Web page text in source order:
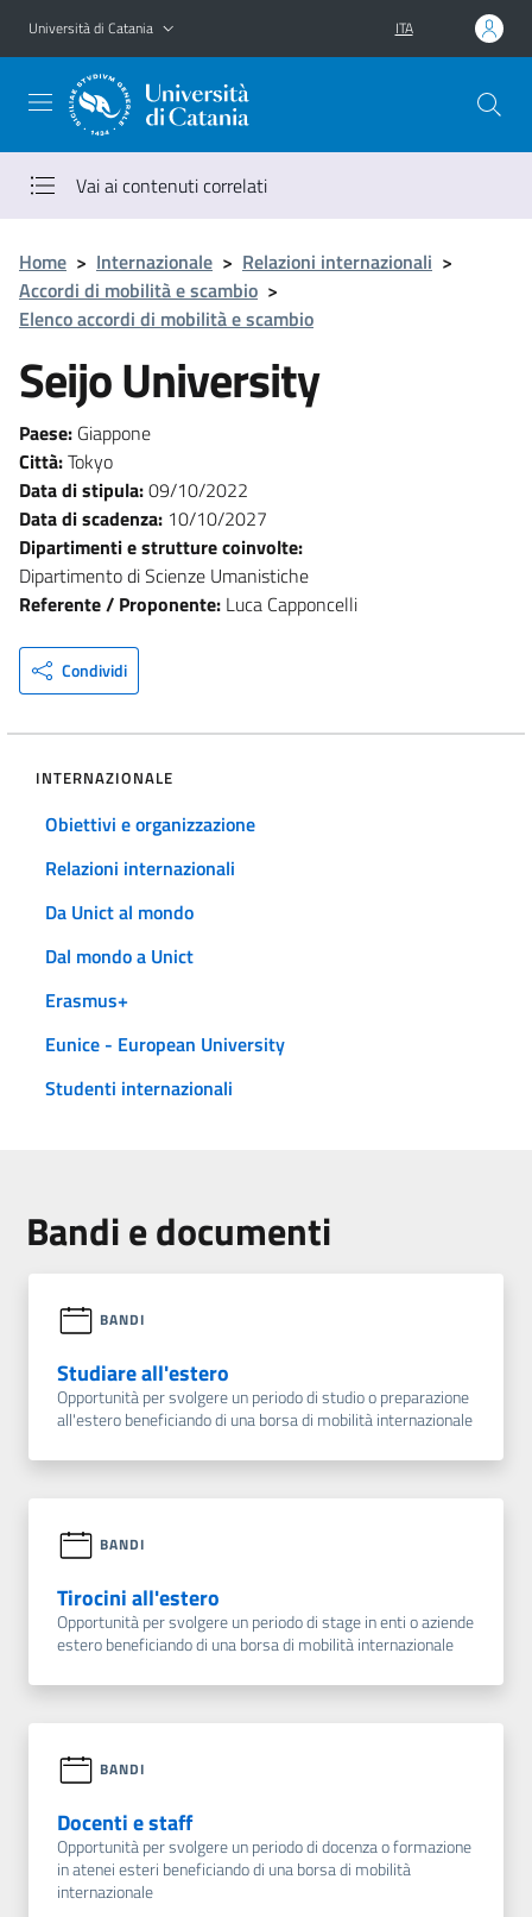
Vai al contenuto principale
Vai al menu di navigazione
Università di Catania ITA
Vai ai contenuti correlati
Home > Internazionale > Relazioni internazionali >
Accordi di mobilità e scambio >
Elenco accordi di mobilità e scambio
Seijo University
Paese: Giappone
Città:Tokyo
Data di stipula:09/10/2022
Data di scadenza: 10/10/2027
Dipartimenti e strutture coinvolte:
Dipartimento di Scienze Umanistiche
Referente / Proponente: Luca Capponcelli
Condividi
INTERNAZIONALE
Obiettivi e organizzazione
Relazioni internazionali
Da Unict al mondo
Dal mondo a Unict
Erasmus+
Eunice - European University
Studenti internazionali
Bandi e documenti
BANDI
Studiare all'estero
Opportunità per svolgere un periodo di studio o preparazione
all'estero beneficiando di una borsa di mobilità internazionale
BANDI
Tirocini all'estero
Opportunità per svolgere un periodo di stage in enti o aziende
estero beneficiando di una borsa di mobilità internazionale
BANDI
Docenti e staff
Opportunità per svolgere un periodo di docenza o formazione
in atenei esteri beneficiando di una borsa di mobilità
internazionale